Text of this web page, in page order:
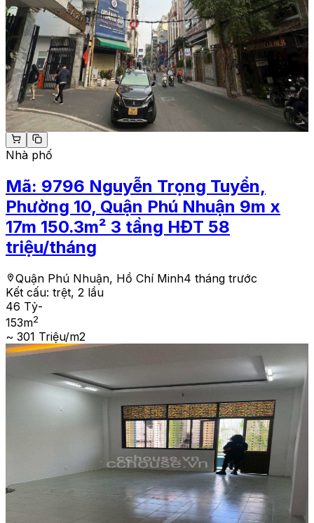
Nhà phố
Mã: 9796 Nguyễn Trọng Tuyển,
Phường 10, Quận Phú Nhuận 9m x
17m 150.3m² 3 tầng HĐT 58
triệu/tháng
Quận Phú Nhuận, Hồ Chí Minh4 tháng trước
Kết cấu: trệt, 2 lầu
46 Tỷ-
153m2
~ 301 Triệu/m2